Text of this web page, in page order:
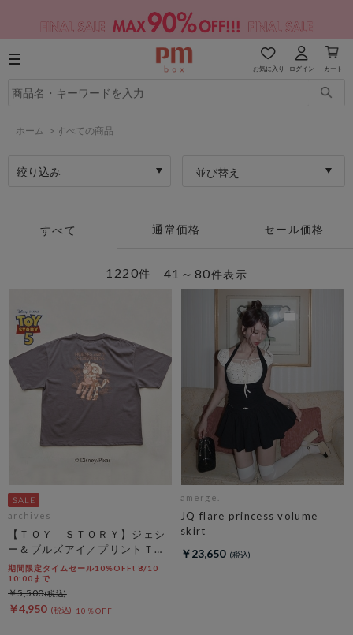
お気に入り ログイン カート
ホーム > すべての商品
絞り込み 並び替え
すべて 通常価格 セール価格
41～80件表示
1220件
archives
【ＴＯＹ ＳＴＯＲＹ】ジェシ
ー＆ブルズアイ／プリントＴチ
ャコール
期間限定タイムセール10%OFF! 8/10
10:00まで
￥4,950 10％OFF
￥5,500
amerge.
JQ flare princess volume
skirt
￥23,650